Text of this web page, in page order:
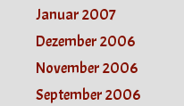
Januar 2007
Dezember 2006
November 2006
September 2006